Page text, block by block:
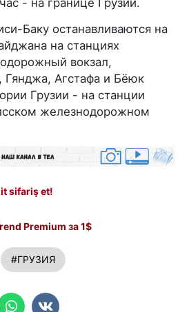
Баку останавливаются на
на станциях
вокзал,
Гянджа, Агстафа и Бёюк
Грузии - на станции
железнодорожном
sifariş et!
Premium за 1$
#ГРУЗИЯ